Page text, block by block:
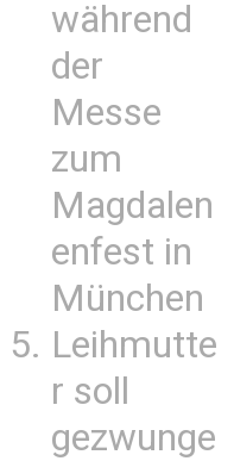
während
der
Messe
zum
Magdalen
enfest in
München
Leihmutte
r soll
gezwunge